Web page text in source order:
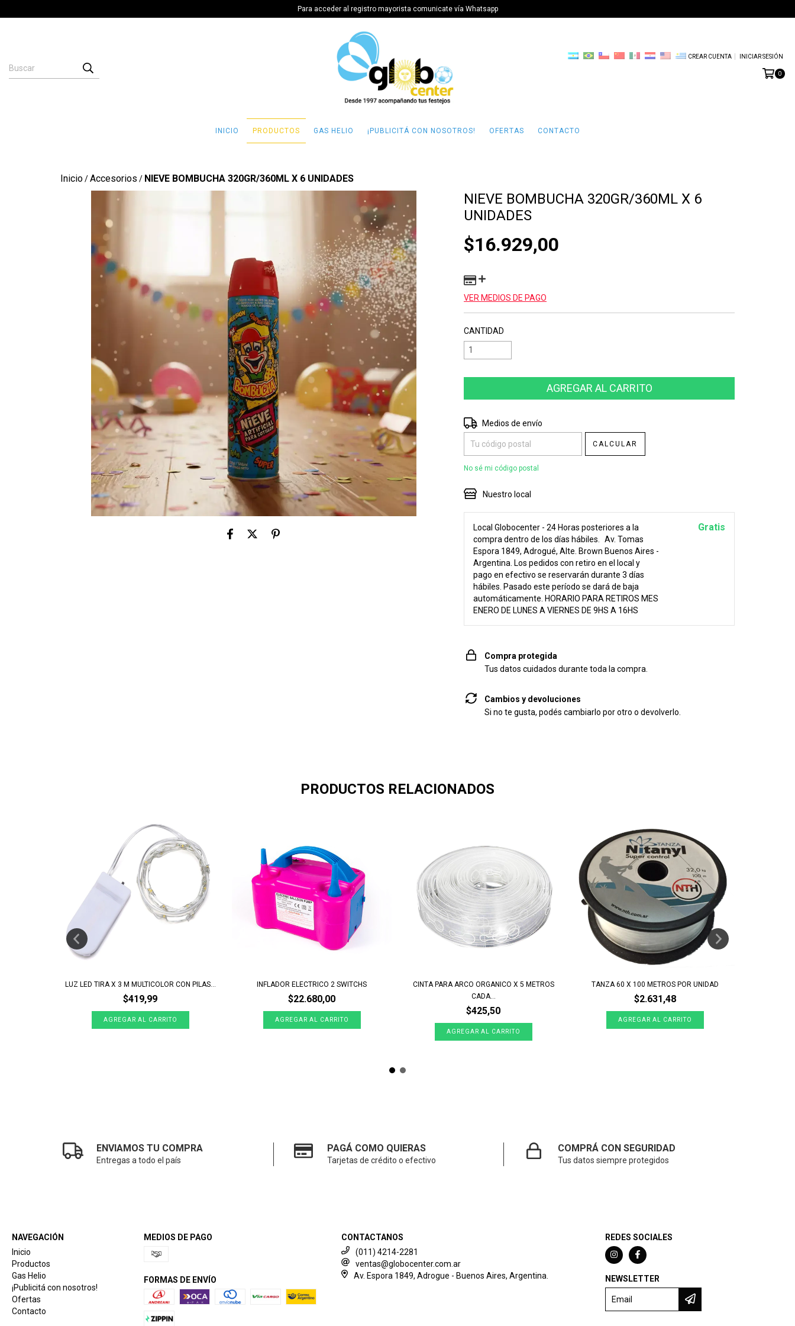
Para acceder al registro mayorista comunicate vía Whatsapp
CREAR CUENTA INICIAR SESIÓN
0
INICIO PRODUCTOS GAS HELIO ¡PUBLICITÁ CON NOSOTROS! OFERTAS CONTACTO
Inicio/Accesorios / NIEVE BOMBUCHA 320GR/360ML X 6 UNIDADES
NIEVE BOMBUCHA 320GR/360ML X 6
UNIDADES
$16.929,00
VER MEDIOS DE PAGO
CANTIDAD
Entregas para el CP:
Medios de envío
CALCULAR
No sé mi código postal
Nuestro local
Local Globocenter - 24 Horas posteriores a la
compra dentro de los días hábiles.
Av. Tomas
Espora 1849, Adrogué, Alte. Brown Buenos Aires -
Argentina. Los pedidos con retiro en el local y
pago en efectivo se reservarán durante 3 días
hábiles. Pasado este período se dará de baja
automáticamente. HORARIO PARA RETIROS MES
ENERO DE LUNES A VIERNES DE 9HS A 16HS
Gratis
Compra protegida
Tus datos cuidados durante toda la compra.
Cambios y devoluciones
Si no te gusta, podés cambiarlo por otro o devolverlo.
PRODUCTOS RELACIONADOS
LUZ LED TIRA X 3 M MULTICOLOR CON PILAS...
$419,99
INFLADOR ELECTRICO 2 SWITCHS
$22.680,00
CINTA PARA ARCO ORGANICO X 5 METROS
CADA...
$425,50
TANZA 60 X 100 METROS POR UNIDAD
$2.631,48
ENVIAMOS TU COMPRA
Entregas a todo el país
PAGÁ COMO QUIERAS
Tarjetas de crédito o efectivo
COMPRÁ CON SEGURIDAD
Tus datos siempre protegidos
NAVEGACIÓN
Inicio
Productos
Gas Helio
¡Publicitá con nosotros!
Ofertas
Contacto
MEDIOS DE PAGO
FORMAS DE ENVÍO
CONTACTANOS
(011) 4214-2281
ventas@globocenter.com.ar
Av. Espora 1849, Adrogue - Buenos Aires, Argentina.
REDES SOCIALES
NEWSLETTER